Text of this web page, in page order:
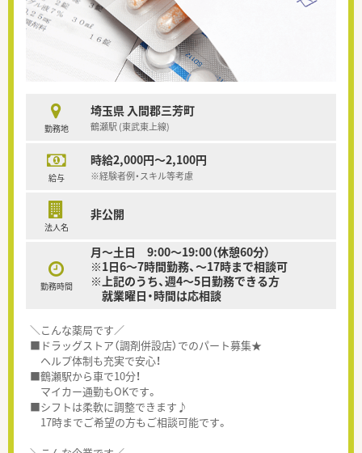
勤務地
埼玉県 入間郡三芳町
鶴瀬駅 (東武東上線)
給与
時給2,000円～2,100円
※経験者例・スキル等考慮
法人名
非公開
勤務時間
月～土日 9:00〜19:00（休憩60分）
※1日6～7時間勤務、～17時まで相談可
※上記のうち、週4～5日勤務できる方
就業曜日・時間は応相談
＼こんな薬局です／
■ドラッグストア（調剤併設店）でのパート募集★
ヘルプ体制も充実で安心！
■鶴瀬駅から車で10分！
マイカー通勤もOKです。
■シフトは柔軟に調整できます♪
17時までご希望の方もご相談可能です。